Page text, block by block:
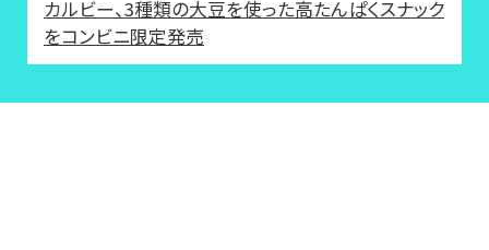
カルビー、3種類の大豆を使った高たんぱくスナック
をコンビニ限定発売